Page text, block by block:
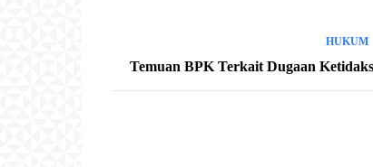
HUKUM
Temuan BPK Terkait Dugaan